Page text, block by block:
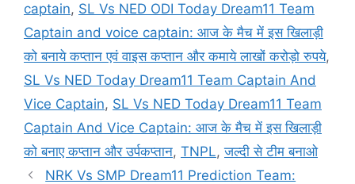
captain, SL Vs NED ODI Today Dream11 Team
Captain and voice captain: आज के मैच में इस खिलाड़ी
को बनाये कप्तान एवं वाइस कप्तान और कमाये लाखों करोड़ो रुपये,
SL Vs NED Today Dream11 Team Captain And
Vice Captain, SL Vs NED Today Dream11 Team
Captain And Vice Captain: आज के मैच में इस खिलाड़ी
को बनाए कप्तान और उर्पकप्तान, TNPL,जल्दी से टीम बनाओ
NRK Vs SMP Dream11 Prediction Team: